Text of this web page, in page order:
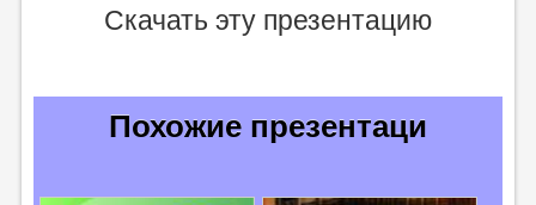
Скачать эту презентацию
Похожие презентаци